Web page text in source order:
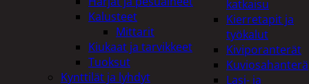
katkaisu
Kierretapit ja
työkalut
Kiviporanterät
Kuviosahanterä
Lasi- ja
Kalusteet
Mittarit
Kiukaat ja tarvikkeet
Tuoksut
Kynttilät ja lyhdyt